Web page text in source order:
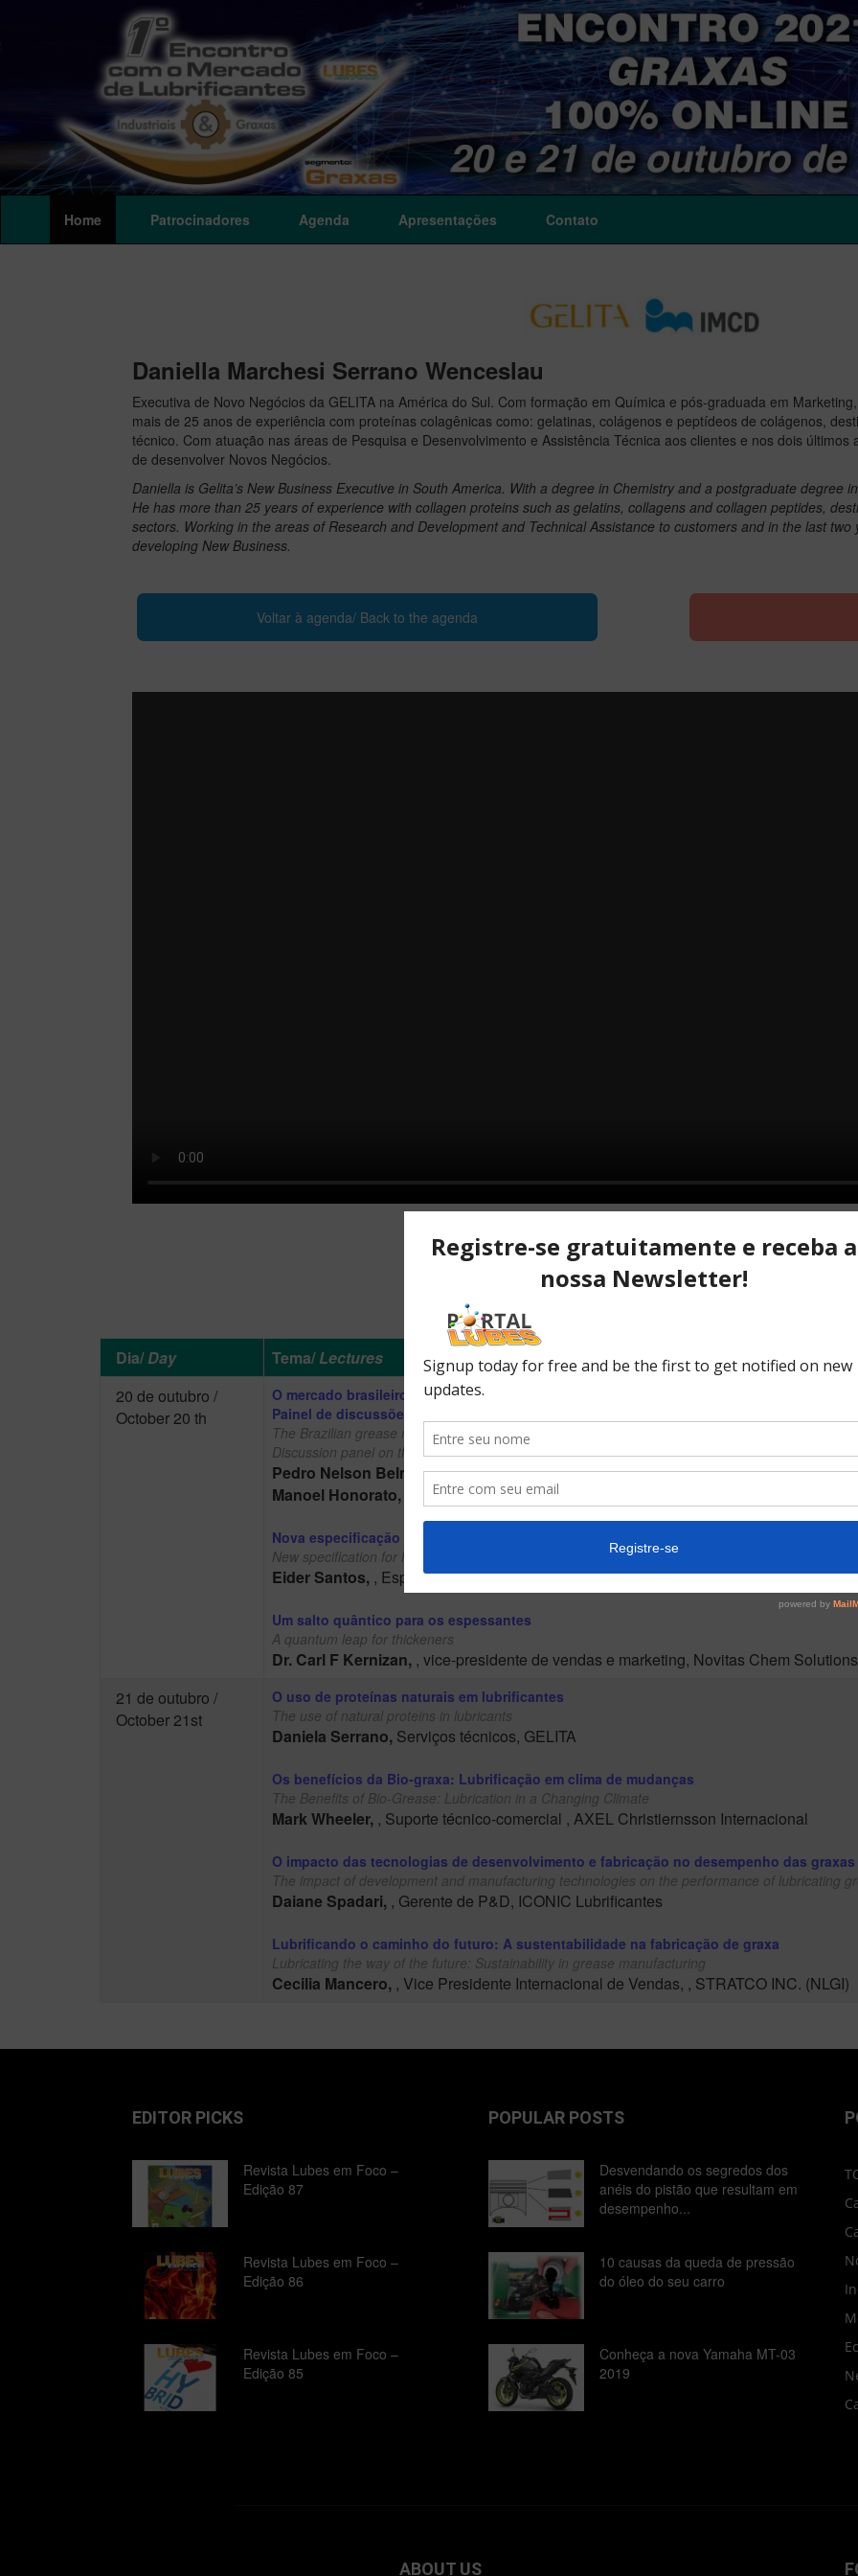
Home Patrocinadores Agenda Apresentações Contato
Daniella Marchesi Serrano Wenceslau
Executiva de Novo Negócios da GELITA na América do Sul. Com formação em Química e pós-graduada em
mais de 25 anos de experiência com proteínas colagênicas como: gelatinas, colágenos e peptídeos de colágenos,
técnico. Com atuação nas áreas de Pesquisa e Desenvolvimento e Assistência Técnica aos clientes e nos dois
de desenvolver Novos Negócios.
Daniella is Gelita’s New Business Executive in South America. With a degree in Chemistry and a postgraduate degree
He has more than 25 years of experience with collagen proteins such as gelatins, collagens and collagen peptides,
sectors. Working in the areas of Research and Development and Technical Assistance to customers and in the last
developing New Business.
Voltar à agenda/ Back to the agenda
Apresentações 2021 /
Dia/Day Tema/Lectures
20 de outubro /
October 20 th
O mercado brasileiro de graxas: números e aspectos importantes
Painel de discussões sobre o segmento de graxas no Brasil.
The Brazilian grease market: important figures and aspects
Discussion panel on the grease segment in Brazil.
Pedro Nelson Belmiro,Editor, Revista Lubes em Foco
Manoel Honorato,
, Diretor, Honorato Consultoria
Nova especificação para graxas multiuso de alta performance (HPM)
New specification for high performance multipurpose greases (HPM)
Eider Santos, , Especialista de Produtos, LUBRIZOL
Um salto quântico para os espessantes
A quantum leap for thickeners
Dr. Carl F Kernizan, , vice-presidente de vendas e marketing, Novitas Chem
21 de outubro /
October 21st
O uso de proteínas naturais em lubrificantes
The use of natural proteins in lubricants
Daniela Serrano, Serviços técnicos, GELITA
Os benefícios da Bio-graxa: Lubrificação em clima de mudanças
The Benefits of Bio-Grease: Lubrication in a Changing Climate
Mark Wheeler, , Suporte técnico-comercial , AXEL Christiernsson Internacional
O impacto das tecnologias de desenvolvimento e fabricação no desempenho das
The impact of development and manufacturing technologies on the performance of lubricating
Daiane Spadari, , Gerente de P&D, ICONIC Lubrificantes
Lubrificando o caminho do futuro: A sustentabilidade na fabricação de graxa
Lubricating the way of the future: Sustainability in grease manufacturing
Cecilia Mancero, , Vice Presidente Internacional de Vendas, , STRATCO INC. (NLGI)
EDITOR PICKS
Revista Lubes em Foco –
Edição 87
Revista Lubes em Foco –
Edição 86
Revista Lubes em Foco –
Edição 85
POPULAR POSTS
Desvendando os segredos dos
anéis do pistão que resultam em
desempenho...
10 causas da queda de pressão
do óleo do seu carro
Conheça a nova Yamaha MT-03
2019
ABOUT US